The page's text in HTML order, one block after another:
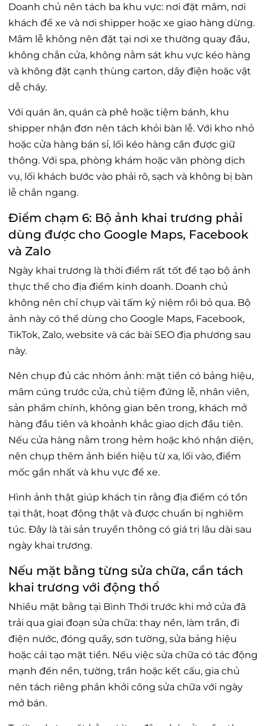
Doanh chủ nên tách ba khu vực: nơi đặt mâm, nơi
khách để xe và nơi shipper hoặc xe giao hàng dừng.
Mâm lễ không nên đặt tại nơi xe thường quay đầu,
không chắn cửa, không nằm sát khu vực kéo hàng
và không đặt cạnh thùng carton, dây điện hoặc vật
dễ cháy.
Với quán ăn, quán cà phê hoặc tiệm bánh, khu
shipper nhận đơn nên tách khỏi bàn lễ. Với kho nhỏ
hoặc cửa hàng bán sỉ, lối kéo hàng cần được giữ
thông. Với spa, phòng khám hoặc văn phòng dịch
vụ, lối khách bước vào phải rõ, sạch và không bị bàn
lễ chắn ngang.
Điểm chạm 6: Bộ ảnh khai trương phải
dùng được cho Google Maps, Facebook
và Zalo
Ngày khai trương là thời điểm rất tốt để tạo bộ ảnh
thực thể cho địa điểm kinh doanh. Doanh chủ
không nên chỉ chụp vài tấm kỷ niệm rồi bỏ qua. Bộ
ảnh này có thể dùng cho Google Maps, Facebook,
TikTok, Zalo, website và các bài SEO địa phương sau
này.
Nên chụp đủ các nhóm ảnh: mặt tiền có bảng hiệu,
mâm cúng trước cửa, chủ tiệm đứng lễ, nhân viên,
sản phẩm chính, không gian bên trong, khách mở
hàng đầu tiên và khoảnh khắc giao dịch đầu tiên.
Nếu cửa hàng nằm trong hẻm hoặc khó nhận diện,
nên chụp thêm ảnh biển hiệu từ xa, lối vào, điểm
mốc gần nhất và khu vực để xe.
Hình ảnh thật giúp khách tin rằng địa điểm có tồn
tại thật, hoạt động thật và được chuẩn bị nghiêm
túc. Đây là tài sản truyền thông có giá trị lâu dài sau
ngày khai trương.
Nếu mặt bằng từng sửa chữa, cần tách
khai trương với động thổ
Nhiều mặt bằng tại Bình Thới trước khi mở cửa đã
trải qua giai đoạn sửa chữa: thay nền, làm trần, đi
điện nước, đóng quầy, sơn tường, sửa bảng hiệu
hoặc cải tạo mặt tiền. Nếu việc sửa chữa có tác động
mạnh đến nền, tường, trần hoặc kết cấu, gia chủ
nên tách riêng phần khởi công sửa chữa với ngày
mở bán.